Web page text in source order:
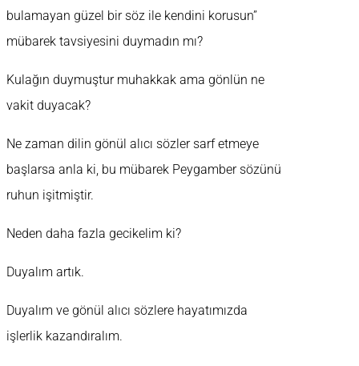
bulamayan güzel bir söz ile kendini korusun”
mübarek tavsiyesini duymadın mı?
Kulağın duymuştur muhakkak ama gönlün ne
vakit duyacak?
Ne zaman dilin gönül alıcı sözler sarf etmeye
başlarsa anla ki, bu mübarek Peygamber sözünü
ruhun işitmiştir.
Neden daha fazla gecikelim ki?
Duyalım artık.
Duyalım ve gönül alıcı sözlere hayatımızda
işlerlik kazandıralım.